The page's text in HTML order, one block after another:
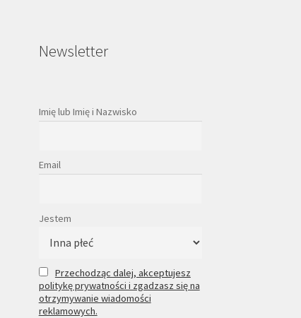
Newsletter
Imię lub Imię i Nazwisko
Email
Jestem
Przechodząc dalej, akceptujesz
politykę prywatności i zgadzasz się na
otrzymywanie wiadomości
reklamowych.